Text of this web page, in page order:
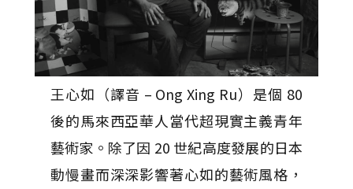
王心如（譯音 – Ong Xing Ru）是個 80
後的馬來西亞華人當代超現實主義青年
藝術家。除了因 20 世紀高度發展的日本
動慢畫而深深影響著心如的藝術風格，